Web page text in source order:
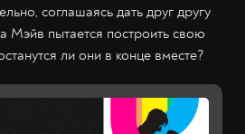
соглашаясь дать друг другу
Мэйв пытается построить свою
ли они в конце вместе?